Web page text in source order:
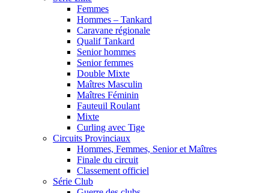
Femmes
Hommes – Tankard
Caravane régionale
Qualif Tankard
Senior hommes
Senior femmes
Double Mixte
Maîtres Masculin
Maîtres Féminin
Fauteuil Roulant
Mixte
Curling avec Tige
Circuits Provinciaux
Hommes, Femmes, Senior et Maîtres
Finale du circuit
Classement officiel
Série Club